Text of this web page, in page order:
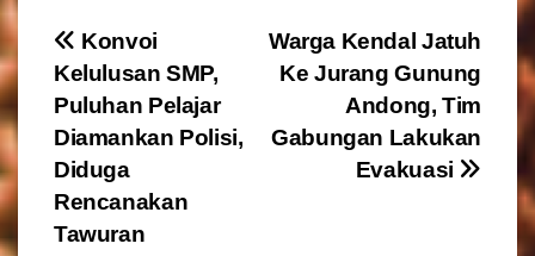
N
a
v
i
g
Warga Kendal Jatuh
Ke Jurang Gunung
Andong, Tim
Gabungan Lakukan
Evakuasi
Konvoi
Kelulusan SMP,
Puluhan Pelajar
Diamankan Polisi,
Diduga
Rencanakan
Tawuran